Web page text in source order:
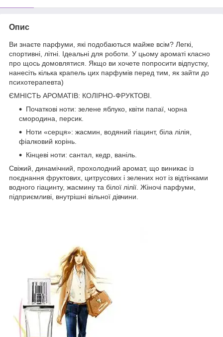
Опис
Ви знаєте парфуми, які подобаються майже всім? Легкі,
спортивні, літні. Ідеальні для роботи. У цьому ароматі класно
про щось домовлятися. Якщо ви хочете попросити відпустку,
нанесіть кілька крапель цих парфумів перед тим, як зайти до
психотерапевта)
ЄМНІСТЬ АРОМАТІВ: КОЛІРНО-ФРУКТОВІ.
Початкові ноти: зелене яблуко, квіти папаї, чорна
смородина, персик.
Ноти «серця»: жасмин, водяний гіацинт, біла лілія,
фіалковий корінь.
Кінцеві ноти: сантал, кедр, ваніль.
Свіжий, динамічний, прохолодний аромат, що виникає із
поєднання фруктових, цитрусових і зелених нот із відтінками
водного гіацинту, жасмину та білої лілії. Жіночі парфуми,
підприємливі, внутрішні вільної дівчини.